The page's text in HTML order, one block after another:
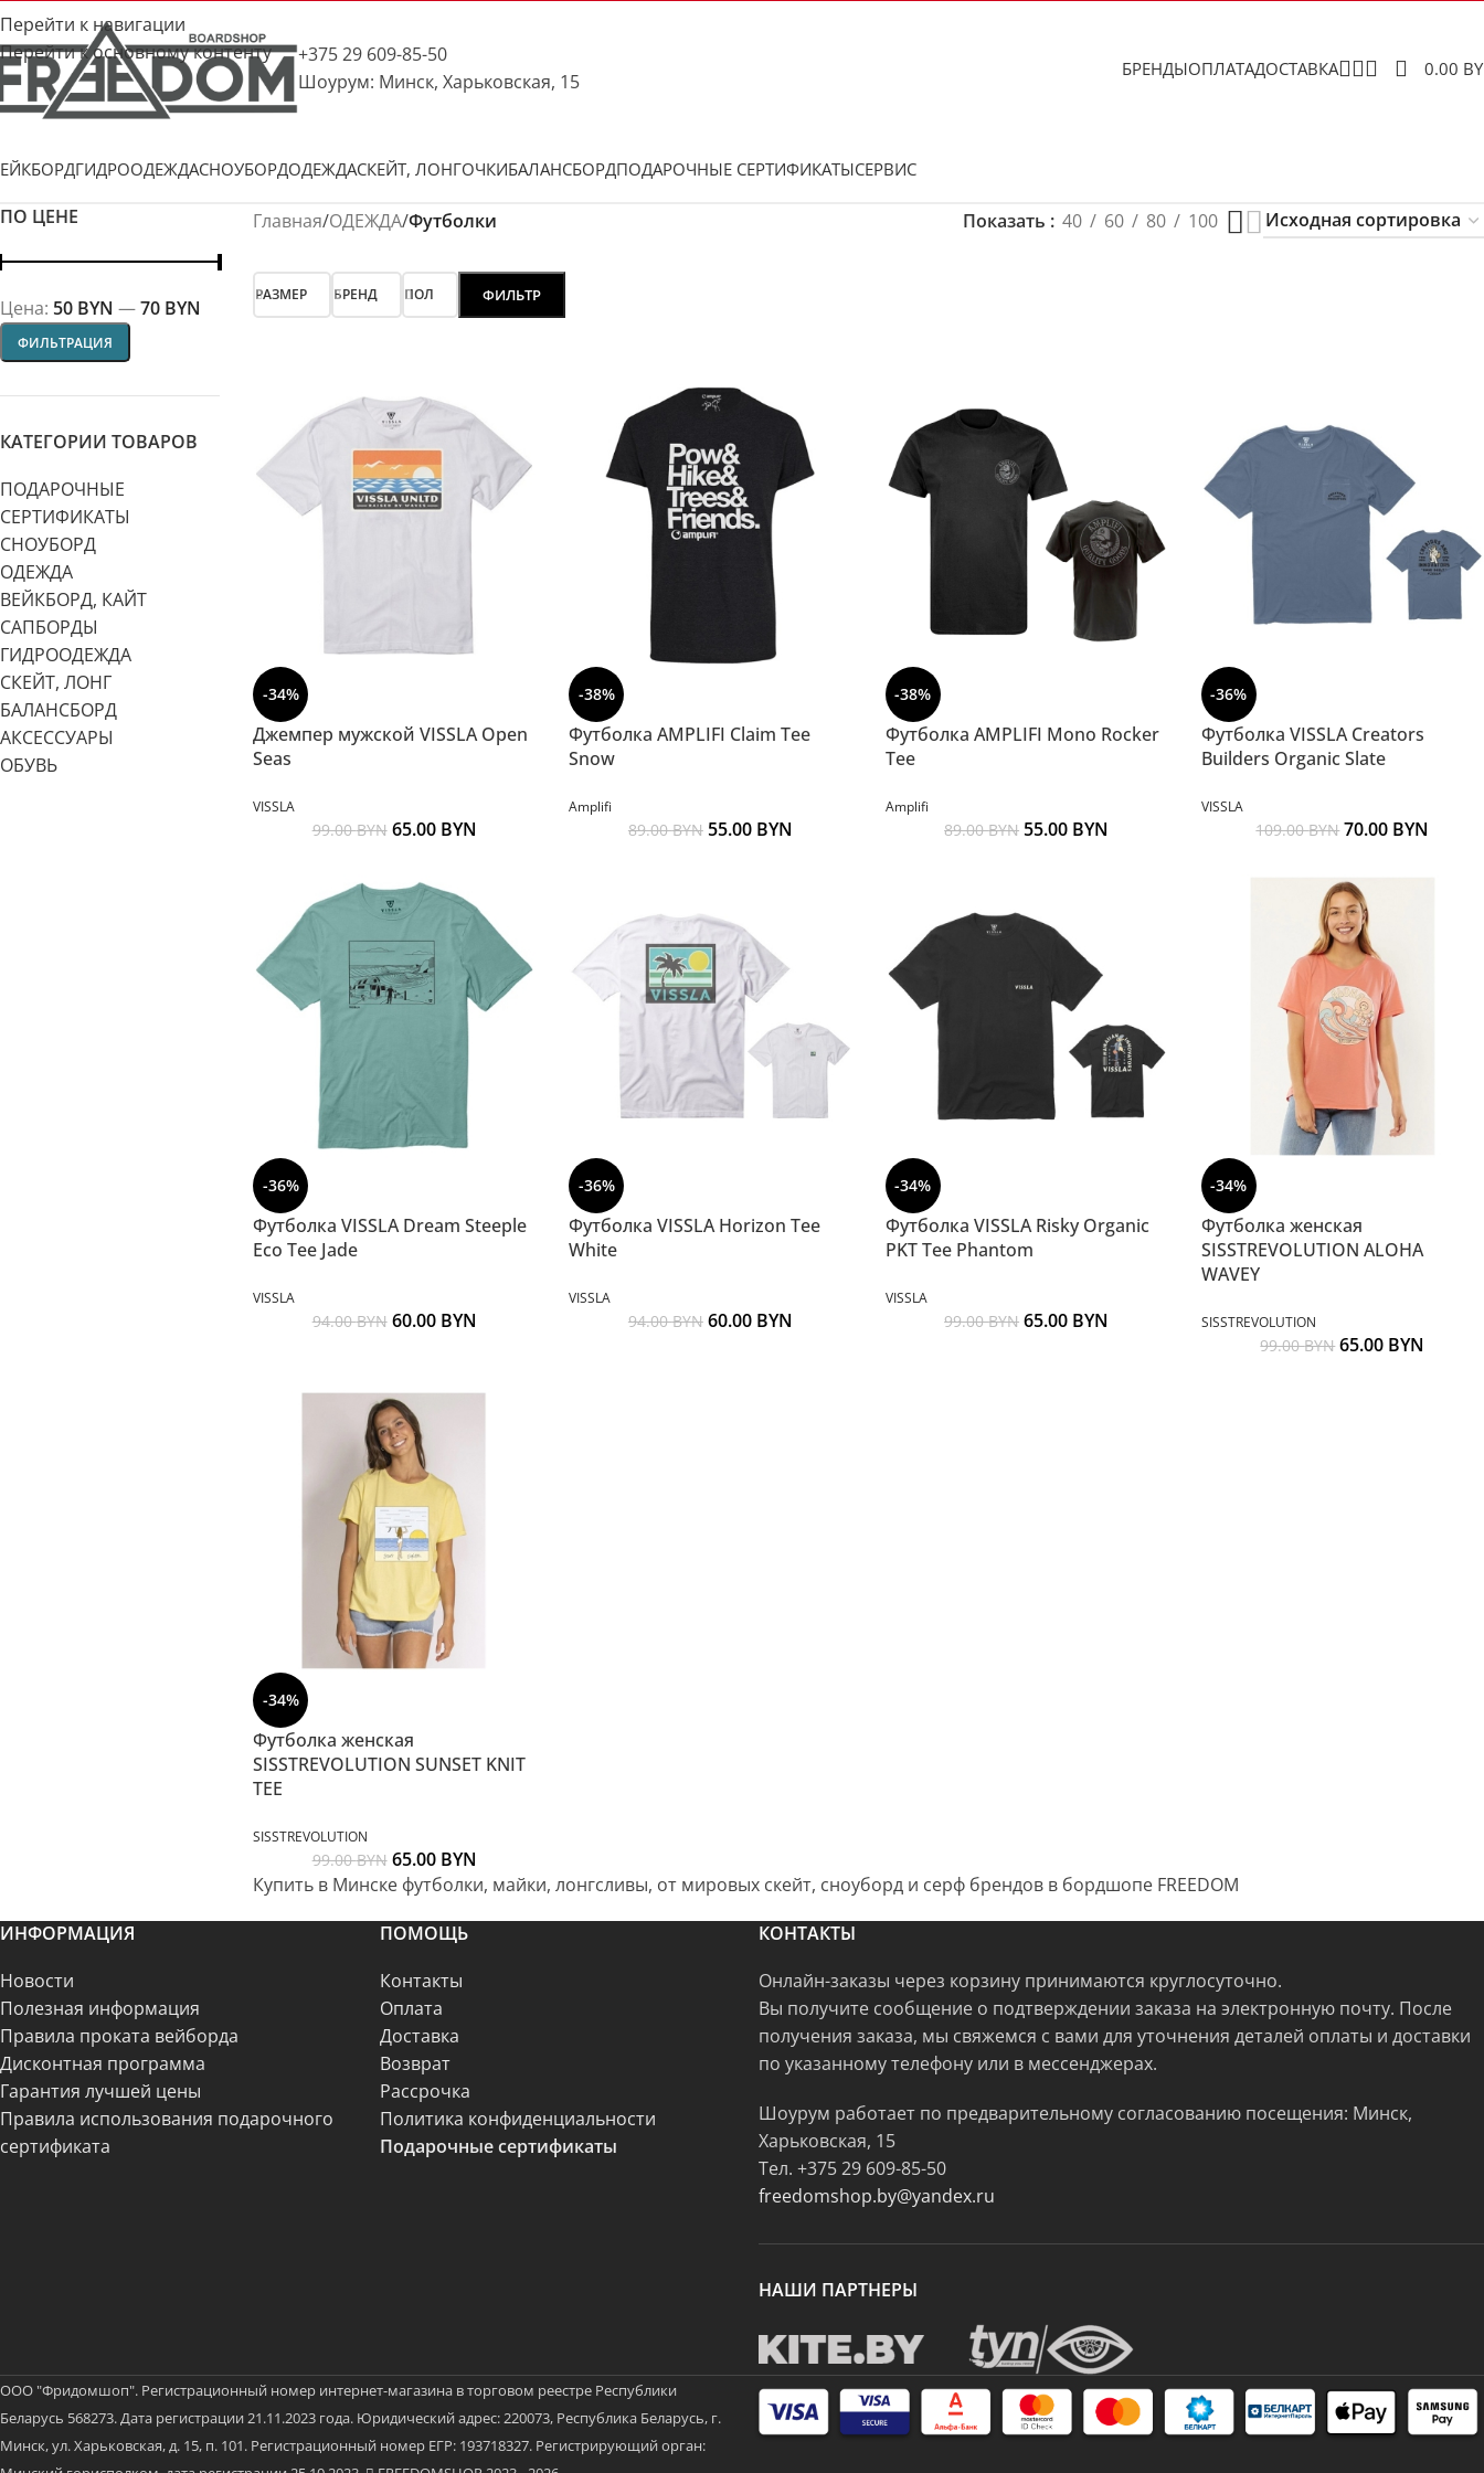
Перейти к навигации
Перейти к основному контенту
+375 29 609-85-50
Шоурум: Минск, Харьковская, 15
БРЕНДЫОПЛАТАДОСТАВКА 0.00
ГИДРООДЕЖДАСНОУБОРДОДЕЖДАСКЕЙТ, ЛОНГОЧКИБАЛАНСБОРДПОДАРОЧНЫЕ СЕРТИФИКАТЫСЕРВИС
ПО ЦЕНЕ
ФИЛЬТРАЦИЯ
Цена: 50 BYN —70 BYN
КАТЕГОРИИ ТОВАРОВ
ПОДАРОЧНЫЕ
СЕРТИФИКАТЫ
СНОУБОРД
ОДЕЖДА
ВЕЙКБОРД, КАЙТ
САПБОРДЫ
ГИДРООДЕЖДА
СКЕЙТ, ЛОНГ
БАЛАНСБОРД
АКСЕССУАРЫ
ОБУВЬ
Главная/ОДЕЖДА/Футболки Показать 40 60 80 100
РАЗМЕР БРЕНД ПОЛ ФИЛЬТР
-34%
Джемпер мужской VISSLA Open
Seas
VISSLA
99.00BYN 65.00 BYN
-38%
Футболка AMPLIFI Claim Tee
Snow
Amplifi
89.00BYN 55.00 BYN
-38%
Футболка AMPLIFI Mono Rocker
Tee
Amplifi
89.00BYN 55.00 BYN
-36%
Футболка VISSLA Creators
Builders Organic Slate
VISSLA
109.00BYN 70.00 BYN
-36%
Футболка VISSLA Dream Steeple
Eco Tee Jade
VISSLA
94.00BYN 60.00 BYN
-36%
Футболка VISSLA Horizon Tee
White
VISSLA
94.00BYN 60.00 BYN
-34%
Футболка VISSLA Risky Organic
PKT Tee Phantom
VISSLA
99.00BYN 65.00 BYN
-34%
Футболка женская
SISSTREVOLUTION ALOHA
WAVEY
SISSTREVOLUTION
99.00BYN 65.00 BYN
-34%
Футболка женская
SISSTREVOLUTION SUNSET KNIT
TEE
SISSTREVOLUTION
99.00BYN 65.00 BYN
Купить в Минске футболки, майки, лонгсливы, от мировых скейт, сноуборд и серф брендов в бордшопе FREEDOM
ИНФОРМАЦИЯ
Новости
Полезная информация
Правила проката вейборда
Дисконтная программа
Гарантия лучшей цены
Правила использования подарочного
сертификата
ПОМОЩЬ
Контакты
Оплата
Доставка
Возврат
Рассрочка
Политика конфиденциальности
Подарочные сертификаты
КОНТАКТЫ
Онлайн-заказы через корзину принимаются круглосуточно.
Вы получите сообщение о подтверждении заказа на электронную почту. После
получения заказа, мы свяжемся с вами для уточнения деталей оплаты и доставки
по указанному телефону или в мессенджерах.
Шоурум работает по предварительному согласованию посещения: Минск,
Харьковская, 15
Тел. +375 29 609-85-50
freedomshop.by@yandex.ru
НАШИ ПАРТНЕРЫ
ООО "Фридомшоп". Регистрационный номер интернет-магазина в торговом реестре Республики
Беларусь 568273. Дата регистрации 21.11.2023 года. Юридический адрес: 220073, Республика Беларусь, г.
Минск, ул. Харьковская, д. 15, п. 101. Регистрационный номер ЕГР: 193718327. Регистрирующий орган: